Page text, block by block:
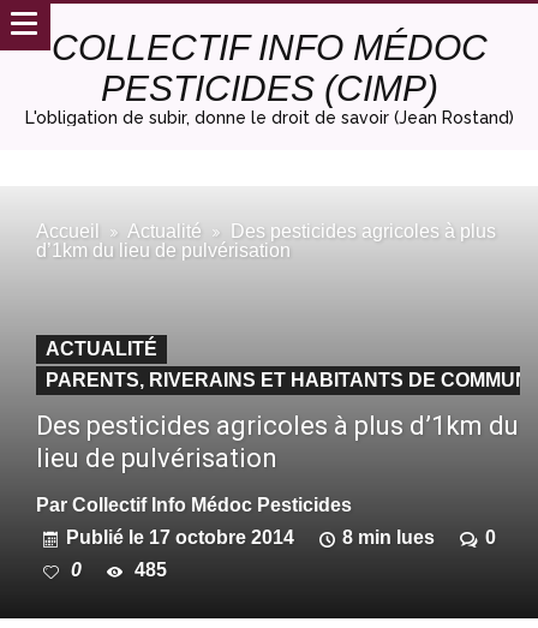
COLLECTIF INFO MÉDOC
PESTICIDES (CIMP)
L'obligation de subir, donne le droit de savoir (Jean Rostand)
Accueil Actualité
Des pesticides agricoles à plus
d’1km du lieu de pulvérisation
ACTUALITÉ
PARENTS, RIVERAINS ET HABITANTS DE
Des pesticides agricoles à plus d’1km du
lieu de pulvérisation
Par Collectif Info Médoc Pesticides
Publié le 17 octobre 2014 8 min lues
0
0
485